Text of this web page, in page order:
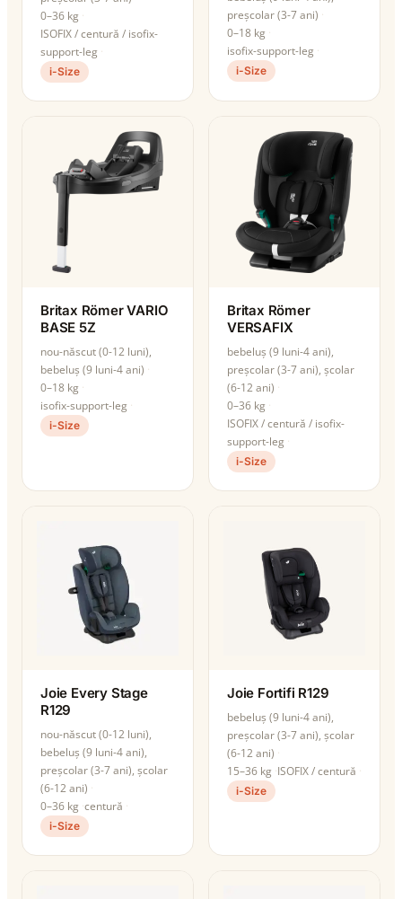
0–36 kg
ISOFIX / centură / isofix-
support-leg
i-Size
preșcolar (3-7 ani)
0–18 kg
isofix-support-leg
i-Size
Britax Römer VARIO
BASE 5Z
nou-născut (0-12 luni),
bebeluș (9 luni-4 ani)
0–18 kg
isofix-support-leg
i-Size
Britax Römer
VERSAFIX
bebeluș (9 luni-4 ani),
preșcolar (3-7 ani), școlar
(6-12 ani)
0–36 kg
ISOFIX / centură / isofix-
support-leg
i-Size
Joie Every Stage
R129
nou-născut (0-12 luni),
bebeluș (9 luni-4 ani),
preșcolar (3-7 ani), școlar
(6-12 ani)
0–36 kg centură
i-Size
Joie Fortifi R129
bebeluș (9 luni-4 ani),
preșcolar (3-7 ani), școlar
(6-12 ani)
15–36 kg ISOFIX / centură
i-Size